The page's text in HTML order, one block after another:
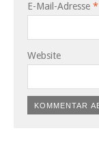
E-Mail-Adresse *
Website